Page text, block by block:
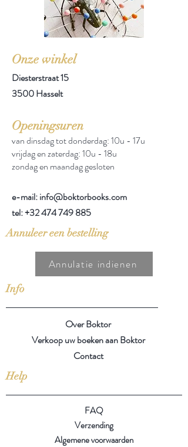
Onze winkel
Diesterstraat 15
3500 Hasselt
Openingsuren
van dinsdag tot donderdag: 10u - 17u
vrijdag en zaterdag: 10u - 18u
zondag en maandag gesloten
e-mail: info@boktorbooks.com
tel:+32 474 749 885
Annuleer een bestelling
Annulatie indienen
Info
Over Boktor
Verkoop uw boeken aan Boktor
Contact
Help
FAQ
Verzending
Algemene voorwaarden